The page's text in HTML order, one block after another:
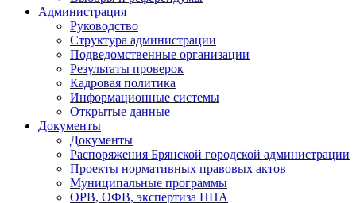
Администрация
Руководство
Структура администрации
Подведомственные организации
Результаты проверок
Кадровая политика
Информационные системы
Открытые данные
Документы
Документы
Распоряжения Брянской городской администрации
Проекты нормативных правовых актов
Муниципальные программы
ОРВ, ОФВ, экспертиза НПА